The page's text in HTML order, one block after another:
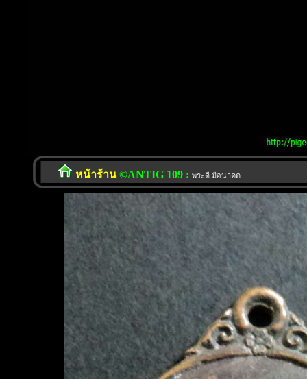
หน้าร้าน©ANTIG 109 : พระดี มีอนาคต